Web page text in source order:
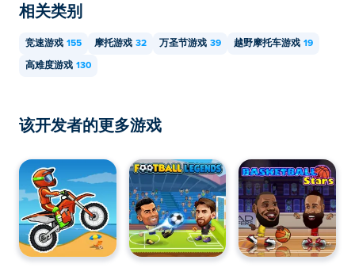
相关类别
竞速游戏 155 摩托游戏 32 万圣节游戏 39 越野摩托车游戏 19
高难度游戏 130
该开发者的更多游戏